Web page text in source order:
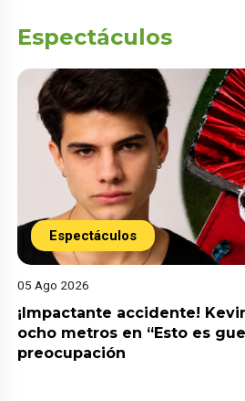
Espectáculos
Espectáculos
05 Ago 2026
¡Impactante accidente!
ocho metros en “Esto es
preocupación